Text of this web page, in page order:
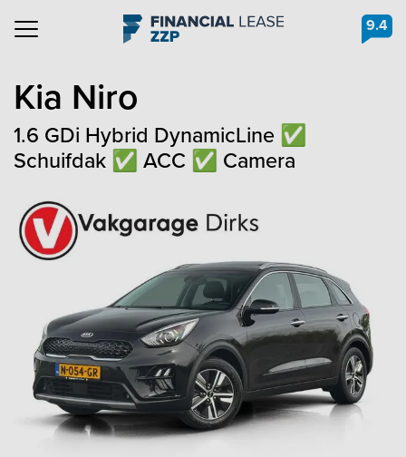
Navigation 9.4
Kia Niro
1.6 GDi Hybrid DynamicLine ✅
Schuifdak ✅ ACC ✅ Camera